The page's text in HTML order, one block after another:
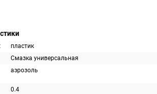
пластик
Смазка универсальная
аэрозоль
0.4